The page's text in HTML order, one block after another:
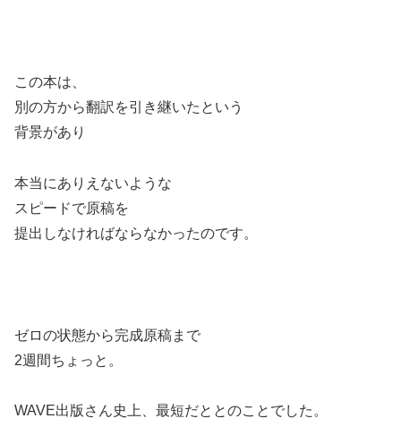
この本は、
別の方から翻訳を引き継いたという
背景があり
本当にありえないような
スピードで原稿を
提出しなければならなかったのです。
ゼロの状態から完成原稿まで
2週間ちょっと。
WAVE出版さん史上、最短だととのことでした。